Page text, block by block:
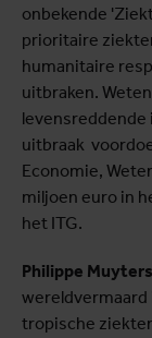
onbekende
prioritaire
humanitaire
uitbraken.
levensreddende
uitbraak
Economie,
miljoen euro in
het ITG.
Philippe Muyters
wereldvermaard
tropische